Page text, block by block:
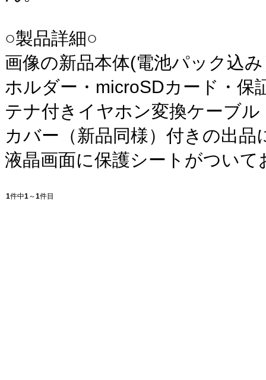
○製品詳細○
画像の新品本体(電池パック込
ホルダー・microSDカード・保
テナ付きイヤホン変換ケーブ
カバー（新品同様）付きの出品
液晶画面に保護シートがついて
1件中1～1件目